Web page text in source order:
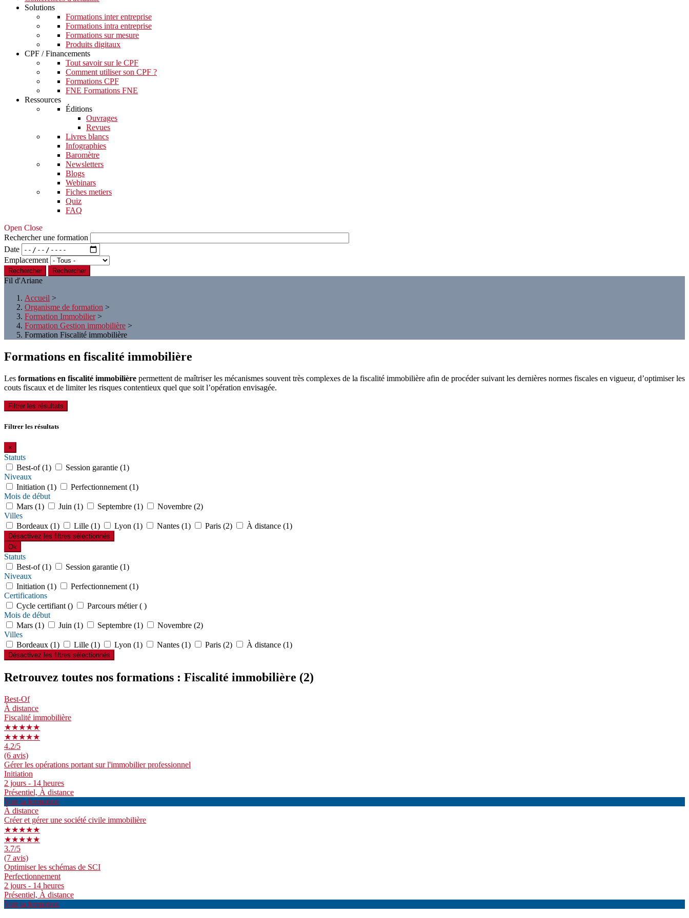
Solutions
Formations inter entreprise
Formations intra entreprise
Formations sur mesure
Produits digitaux
CPF / Financements
Tout savoir sur le CPF
Comment utiliser son CPF ?
Formations CPF
FNE Formations FNE
Ressources
Éditions
Ouvrages
Revues
Livres blancs
Infographies
Baromètre
Newsletters
Blogs
Webinars
Fiches metiers
Quiz
FAQ
Open Close
Rechercher une formation
Date
Emplacement
Rechercher
Fil d'Ariane
Accueil >
Organisme de formation >
Formation Immobilier>
Formation Gestion immobilière >
Formation Fiscalité immobilière
Formations en fiscalité immobilière
Les formations en fiscalité immobilière permettent de maîtriser les mécanismes souvent très complexes de la fiscalité immobilière afin de procéder suivant les dernières normes fiscales en vigueur, d’optimiser les
couts fiscaux et de limiter les risques contentieux quel que soit l’opération envisagée.
Filtrer les résultats
Filtrer les résultats
×
Statuts
Best-of (1)
Session garantie (1)
Niveaux
Initiation (1)
Perfectionnement (1)
Mois de début
Mars (1)
Juin (1) Septembre (1)
Novembre (2)
Villes
Bordeaux (1)
Lille (1) Lyon (1) Nantes (1) Paris (2) À distance (1)
Désactivez les filtres sélectionnés
Ok
Statuts
Best-of (1)
Session garantie (1)
Niveaux
Initiation (1)
Perfectionnement (1)
Certifications
Cycle certifiant ()
Parcours métier ( )
Mois de début
Mars (1)
Juin (1) Septembre (1)
Novembre (2)
Villes
Bordeaux (1)
Lille (1) Lyon (1) Nantes (1) Paris (2) À distance (1)
Désactivez les filtres sélectionnés
Retrouvez toutes nos formations : Fiscalité immobilière (2)
Best-Of
À distance
Fiscalité immobilière
★★★★★
★★★★★
4.2/5
(6 avis)
Gérer les opérations portant sur l'immobilier professionnel
Initiation
2 jours - 14 heures
Présentiel, À distance
Voir la formation
À distance
Créer et gérer une société civile immobilière
★★★★★
★★★★★
3.7/5
(7 avis)
Optimiser les schémas de SCI
Perfectionnement
2 jours - 14 heures
Présentiel, À distance
Voir la formation